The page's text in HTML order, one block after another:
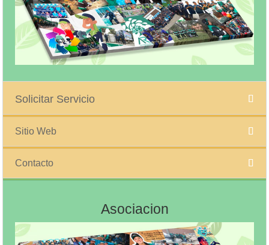
Solicitar Servicio
Sitio Web
Contacto
Asociacion